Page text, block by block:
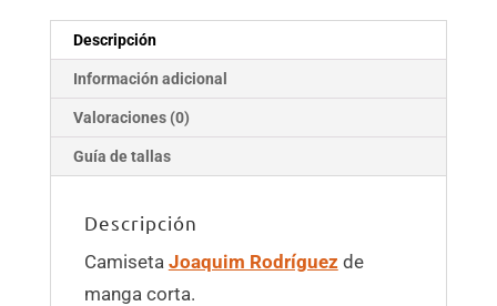
Descripción
Información adicional
Valoraciones (0)
Guía de tallas
Descripción
Camiseta Joaquim Rodríguez de
manga corta.